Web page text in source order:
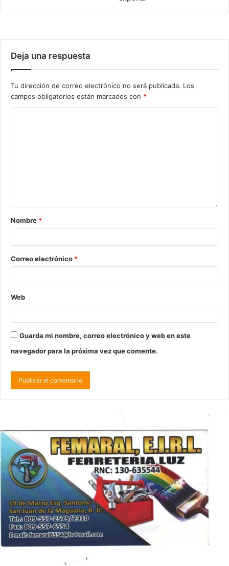
Deja una respuesta
Tu dirección de correo electrónico no será publicada. Los
campos obligatorios están marcados con *
Nombre *
Correo electrónico *
Web
Guarda mi nombre, correo electrónico y web en este
navegador para la próxima vez que comente.